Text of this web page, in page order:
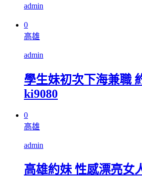
admin
0
高雄
admin
學生妹初次下海兼職
ki9080
0
高雄
admin
高雄約妹 性感漂亮女